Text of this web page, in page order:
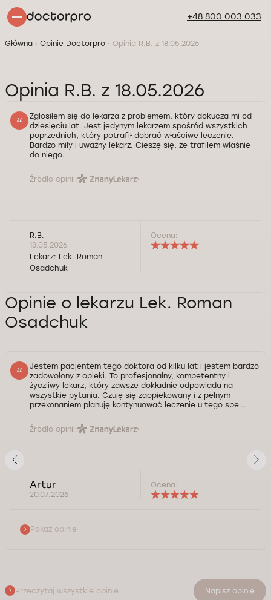
+48 800 003 033
Główna Opinie Doctorpro Opinia R.B. z 18.05.2026
Opinia R.B. z 18.05.2026
Zgłosiłem się do lekarza z problemem, który dokucza mi od
dziesięciu lat. Jest jedynym lekarzem spośród wszystkich
poprzednich, który potrafił dobrać właściwe leczenie.
Bardzo miły i uważny lekarz. Cieszę się, że trafiłem właśnie
do niego.
Źródło opinii:
R.B.
18.05.2026
Lekarz: Lek. Roman
Osadchuk
Ocena:
Opinie o lekarzu Lek. Roman
Osadchuk
Jestem pacjentem tego doktora od kilku lat i jestem bardzo
zadowolony z opieki. To profesjonalny, kompetentny i
życzliwy lekarz, który zawsze dokładnie odpowiada na
wszystkie pytania. Czuję się zaopiekowany i z pełnym
przekonaniem planuję kontynuować leczenie u tego spe...
Źródło opinii:
Artur
20.07.2026
Ocena:
Pokaż opinię
Przeczytaj wszystkie opinie Napisz opinię